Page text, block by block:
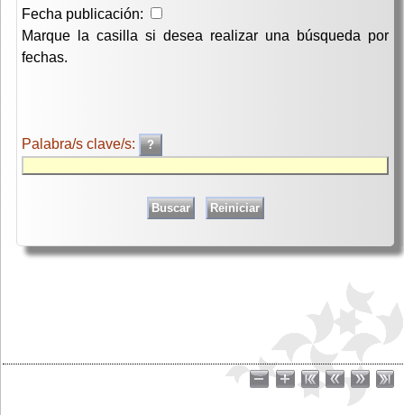
Fecha publicación:
Marque la casilla si desea realizar una búsqueda por
fechas.
Palabra/s clave/s: